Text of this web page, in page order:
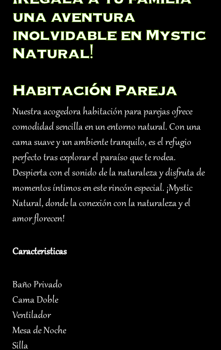
una aventura
inolvidable en Mystic
Natural!
Habitación Pareja
Nuestra acogedora habitación para parejas ofrece
comodidad sencilla en un entorno natural. Con una
cama suave y un ambiente tranquilo, es el refugio
perfecto tras explorar el paraíso que te rodea.
Despierta con el sonido de la naturaleza y disfruta de
momentos íntimos en este rincón especial. ¡Mystic
Natural, donde la conexión con la naturaleza y el
amor florecen!
Caracteristicas
Baño Privado
Cama Doble
Ventilador
Mesa de Noche
Silla